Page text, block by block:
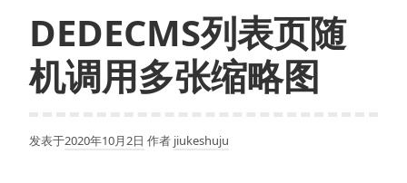
DEDECMS列表页随
机调用多张缩略图
发表于2020年10月2日 作者 jiukeshuju